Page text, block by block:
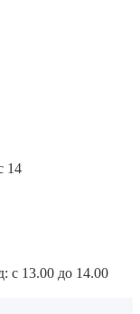
14
с 13.00 до 14.00